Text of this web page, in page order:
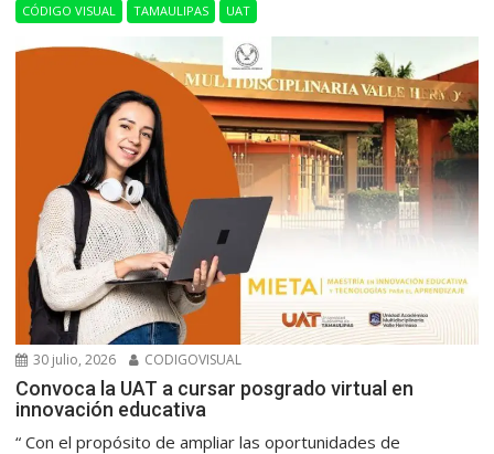
CÓDIGO VISUAL TAMAULIPAS UAT
30 julio, 2026 CODIGOVISUAL
Convoca la UAT a cursar posgrado virtual en
innovación educativa
“ Con el propósito de ampliar las oportunidades de